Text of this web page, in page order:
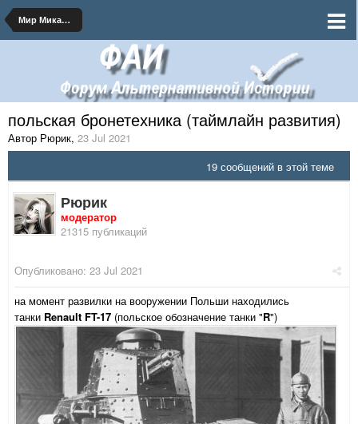
Мир Микашевичского Мира
польская бронетехника (таймлайн развития)
Автор Рюрик, 23 Jul 2021
19 сообщений в этой теме
Рюрик
модератор
21315 публикаций
Опубликовано: 23 Jul 2021
на момент развилки на вооружении Польши находились
танки Renault FT-17 (польское обозначение танки "R")